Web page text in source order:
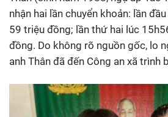
nhận hai lần chuyển khoản: lần
59 triệu đồng; lần thứ hai lúc
đồng. Do không rõ nguồn gốc, lo
anh Thân đã đến Công an xã trình